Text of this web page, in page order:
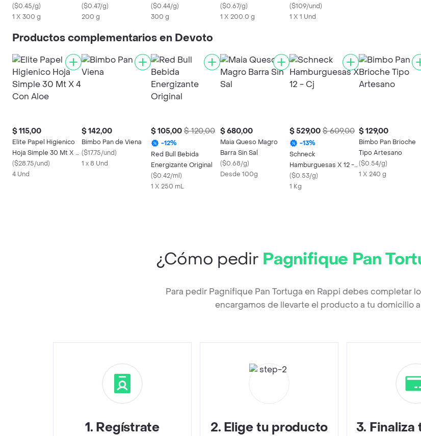
($0.45/g)
1 X 300 g
($0.47/g)
200 g
($0.44/g)
300 g
($0.67/g)
1 X 200.0 g
($109/und)
1 X 1 Und
Productos complementarios en Devoto
$ 115,00
Elite Papel Higienico
Hoja Simple 30 Mt X 4
Con Aloe
($28.75/und)
4 Und
$ 142,00
Bimbo Pan de Viena
($17.75/und)
1 x 8 Und
$ 105,00 $ 120,00
-12%
Red Bull Bebida
Energizante Original
($0.42/ml)
1 X 250 mL
$ 680,00
Maia Queso Magro
Barra Sin Sal
($0.68/g)
Desde 100g
$ 529,00 $ 609,00
-13%
Schneck
Hamburguesas X 12 -
Cj
($0.53/g)
1 Kg
$ 129,00
Bimbo Pan Brioche
Tipo Artesano
($0.54/g)
1 X 240 g
¿Cómo pedir Pagnifique Pan
Para pedir Pagnifique Pan Tortuga en Rappi debes completar
encargamos de llevarte el producto a tu domicilio
1. Regístrate 2. Elige tu producto 3. Finaliza